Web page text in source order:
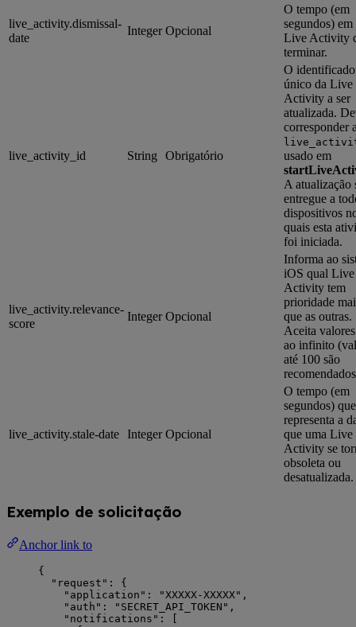
live_activity.dismissal-
date
Integer Opcional
O tempo (em
segundos) em
Live Activity
terminar.
live_activity_id String Obrigatório
O
único da Live
Activity a ser
atualizada.
corresponder
usado em
A atualização
entregue a
dispositivos
quais esta
foi iniciada.
live_activity.relevance-
score
Integer Opcional
Informa ao
iOS qual Live
Activity tem
prioridade
que as outras.
Aceita
ao infinito
até 100 são
live_activity.stale-date Integer Opcional
O tempo (em
segundos) que
representa a
que uma Live
Activity se
obsoleta ou
desatualizada.
Exemplo de solicitação
Anchor link to
{
"request" : {
"application" : " XXXXX-XXXXX" ,
"auth" : " SECRET_API_TOKEN " ,
"notifications" : [